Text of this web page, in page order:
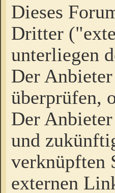
Dieses
Dritter
unterliegen
Der
überprüfen,
Der
und
verknüpften
externen